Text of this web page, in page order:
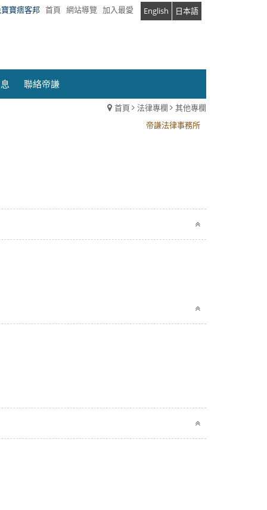
寶痞客邦 首頁 網站導覽 加入最愛 English 日本語
聯絡帝謙
首頁 法律專欄 其他專欄
帝謙法律事務所
帝謙法律事務所